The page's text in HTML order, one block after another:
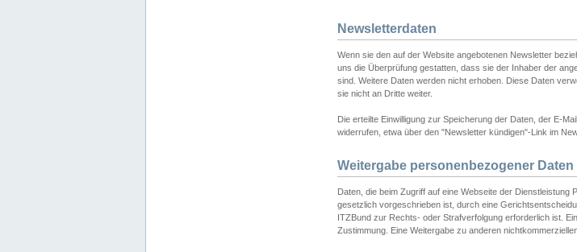
Newsletterdaten
Wenn sie den auf der Website angebotenen Newsletter
uns die Überprüfung gestatten, dass sie der Inhaber der
sind. Weitere Daten werden nicht erhoben. Diese Daten
sie nicht an Dritte weiter.
Die erteilte Einwilligung zur Speicherung der Daten, der E-
widerrufen, etwa über den "Newsletter kündigen"-Link im
Weitergabe personenbezogener Daten
Daten, die beim Zugriff auf eine Webseite der
gesetzlich vorgeschrieben ist, durch eine
ITZBund zur Rechts- oder Strafverfolgung erforderlich ist.
Zustimmung. Eine Weitergabe zu anderen